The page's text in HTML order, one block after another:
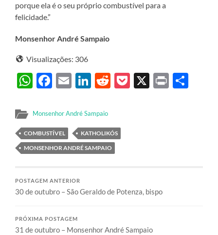
porque ela é o seu próprio combustível para a
felicidade.”
Monsenhor André Sampaio
Visualizações: 306
WhatsApp
Facebook
EmailLinkedIn
Reddit
Pocket
X Print
Monsenhor André Sampaio
COMBUSTÍVEL
KATHOLIKÓS
MONSENHOR ANDRÉ SAMPAIO
POSTAGEM ANTERIOR
30 de outubro – São Geraldo de Potenza, bispo
PRÓXIMA POSTAGEM
31 de outubro – Monsenhor André Sampaio